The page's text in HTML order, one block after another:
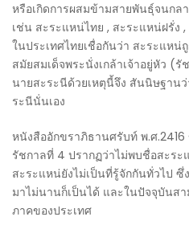
หรือเกิดการผสมข้ามสายพันธุ์จนกล
เช่น สะระแหน่ไทย , สะระแหน่ฝรั่
ในประเทศไทยเชื่อกันว่า สะระแหน่
สมัยสมเด็จพระนั่งเกล้าเจ้าอยู่หัว (
นายสะระนีด้วยเหตุนี้จึง สันนิษฐาน
ระนีนั่นเอง
หนังสืออักขราภิธานศรับท์ พ.ศ
รัชกาลที่ 4 ปรากฏว่าไม่พบชื่อสะร
สะระแหน่ยังไม่เป็นที่รู้จักกันทั่วไป ซึ่
มาไม่นานก็เป็นได้ และในปัจจุบันส
ภาคของประเทศ